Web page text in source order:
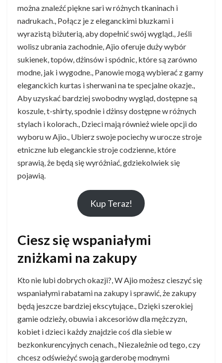
można znaleźć piękne sari w różnych tkaninach i
nadrukach., Połącz je z eleganckimi bluzkami i
wyrazistą biżuterią, aby dopełnić swój wygląd., Jeśli
wolisz ubrania zachodnie, Ajio oferuje duży wybór
sukienek, topów, dżinsów i spódnic, które są zarówno
modne, jak i wygodne., Panowie mogą wybierać z gamy
eleganckich kurtas i sherwani na te specjalne okazje.,
Aby uzyskać bardziej swobodny wygląd, dostępne są
koszule, t-shirty, spodnie i dżinsy dostępne w różnych
stylach i kolorach., Dzieci mają również wiele opcji do
wyboru w Ajio., Ubierz swoje pociechy w urocze stroje
etniczne lub eleganckie stroje codzienne, które
sprawią, że będą się wyróżniać, gdziekolwiek się
pojawią.
Kup Teraz!
Ciesz się wspaniałymi
zniżkami na zakupy
Kto nie lubi dobrych okazji?, W Ajio możesz cieszyć się
wspaniałymi rabatami na zakupy i sprawić, że zakupy
będą jeszcze bardziej ekscytujące., Dzięki szerokiej
gamie odzieży, obuwia i akcesoriów dla mężczyzn,
kobiet i dzieci każdy znajdzie coś dla siebie w
bezkonkurencyjnych cenach., Niezależnie od tego, czy
chcesz odświeżyć swoją garderobę modnymi